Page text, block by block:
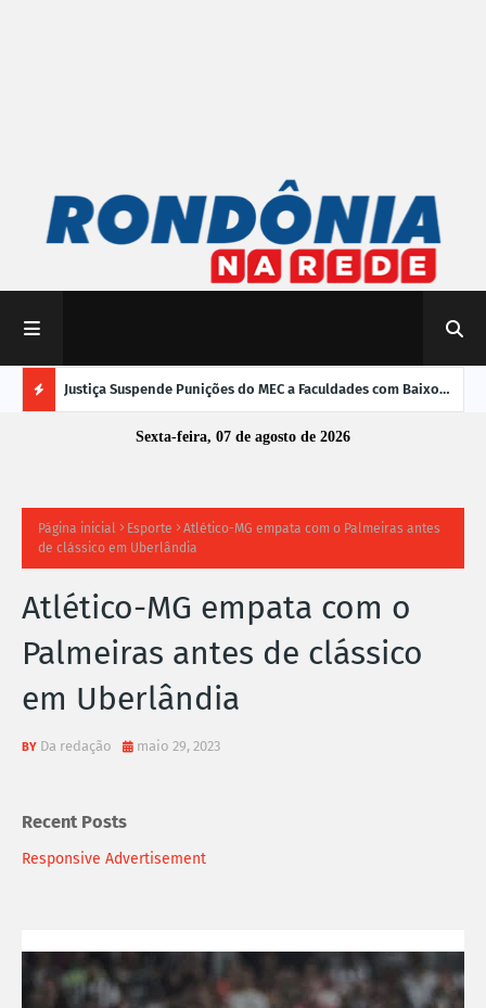
A
S
N
C
I
S
Justiça Suspende Punições do MEC a Faculdades com Baixo
Desempenho no Enamed
Sexta-feira, 07 de agosto de 2026
Página inicial Esporte
Atlético-MG empata com o Palmeiras antes
de clássico em Uberlândia
Atlético-MG empata com o
Palmeiras antes de clássico
em Uberlândia
Da redação maio 29, 2023
Recent Posts
Responsive Advertisement